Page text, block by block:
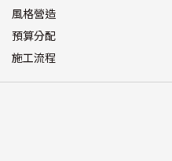
風格營造
預算分配
施工流程